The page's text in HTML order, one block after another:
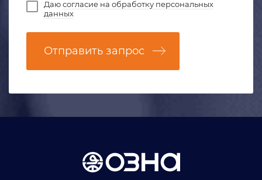
Даюсогласие на обработку персональных
данных
Отправить запрос